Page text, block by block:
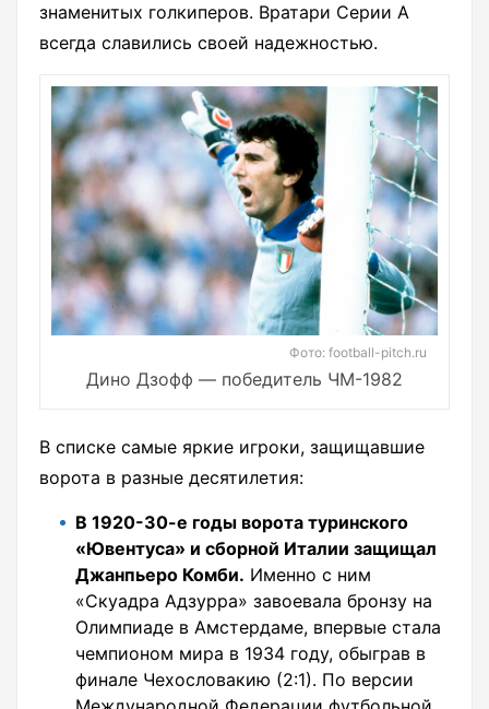
знаменитых голкиперов. Вратари Серии А
всегда славились своей надежностью.
Фото: football-pitch.ru
Дино Дзофф — победитель ЧМ-1982
В списке самые яркие игроки, защищавшие
ворота в разные десятилетия:
В 1920-30-е годы ворота туринского
«Ювентуса» и сборной Италии защищал
Джанпьеро Комби. Именно с ним
«Скуадра Адзурра» завоевала бронзу на
Олимпиаде в Амстердаме, впервые стала
чемпионом мира в 1934 году, обыграв в
финале Чехословакию (2:1). По версии